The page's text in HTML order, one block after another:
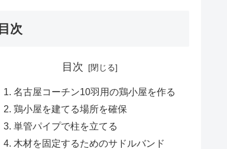
目次
目次
名古屋コーチン10羽用の鶏小屋を作る
鶏小屋を建てる場所を確保
単管パイプで柱を立てる
木材を固定するためのサドルバンド